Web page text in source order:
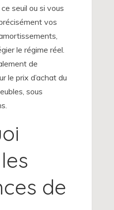
seuil ou si vous
vos
le régime réel.
de
le prix d’achat du
sous
de